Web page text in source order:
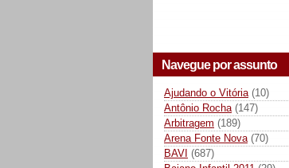
Navegue por assunto
Ajudando o Vitória (10)
Antônio Rocha (147)
Arbitragem (189)
Arena Fonte Nova (70)
BAVI (687)